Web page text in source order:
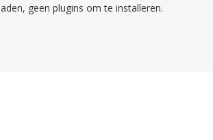
geen plugins om te installeren.